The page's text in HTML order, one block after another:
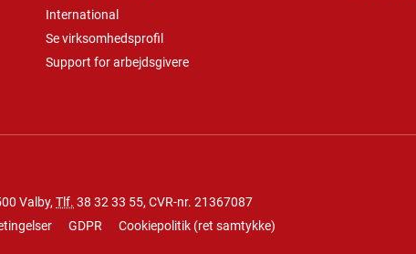
International
Se virksomhedsprofil
Support for arbejdsgivere
Valby, Tlf. 38 32 33 55, CVR-nr. 21367087
GDPR Cookiepolitik (ret samtykke)